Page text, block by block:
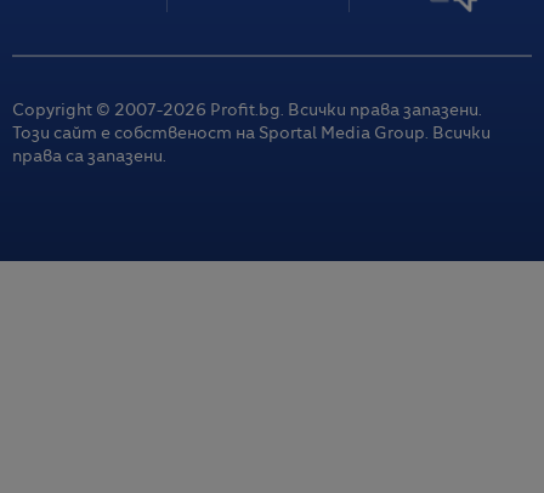
Copyright © 2007-2026 Profit.bg. Всички права запазени.
Този сайт е собственост на Sportal Media Group. Всички
права са запазени.